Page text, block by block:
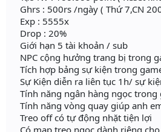
Ghrs : 500rs /ngày ( Thứ 7,CN
Exp : 5555x
Drop : 20%
Giới hạn 5 tài khoản / sub
NPC cộng hưởng trang bị trong
Tích hợp bảng sự kiện trong
Sự Kiện diễn ra liên tục 1h/ sự
Tính năng ngân hàng ngọc trong
Tính năng vòng quay giúp anh
Treo off có tự động nhặt tiện lợi